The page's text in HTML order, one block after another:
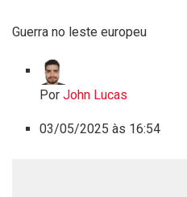
Guerra no leste europeu
PorJohn Lucas
03/05/2025 às 16:54